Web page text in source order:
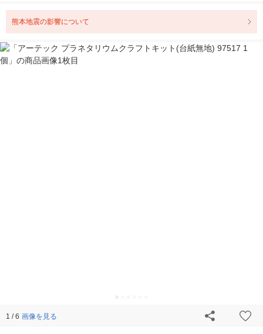
熊本地震の影響について
1 / 6 画像を見る